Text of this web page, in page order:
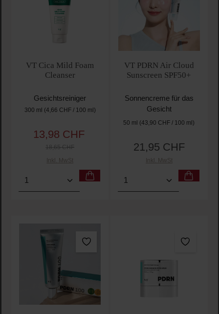
VT Cica Mild Foam
Cleanser
Gesichtsreiniger
300 ml (4,66 CHF / 100 ml)
Verkaufspreis:
13,98 CHF
18,65 CHF
Inkl. MwSt
Produkt Anzahl: Gib den gewünschten Wert ein
VT PDRN Air Cloud
Sunscreen SPF50+
Sonnencreme für das
Gesicht
50 ml (43,90 CHF / 100 ml)
Regulärer Preis:
21,95 CHF
Inkl. MwSt
Produkt Anzahl: Gib